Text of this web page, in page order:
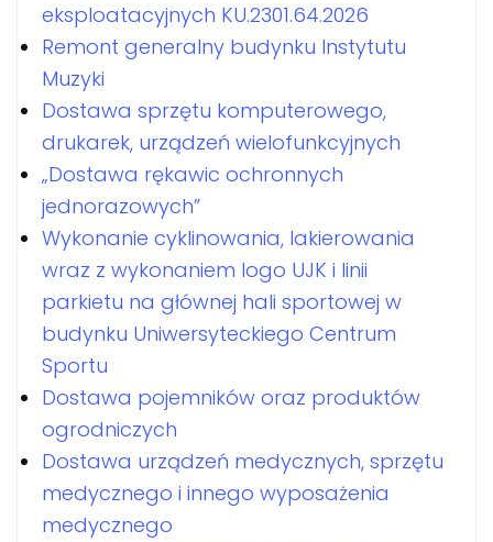
eksploatacyjnych KU.2301.64.2026
Remont generalny budynku Instytutu
Muzyki
Dostawa sprzętu komputerowego,
drukarek, urządzeń wielofunkcyjnych
„Dostawa rękawic ochronnych
jednorazowych”
Wykonanie cyklinowania, lakierowania
wraz z wykonaniem logo UJK i linii
parkietu na głównej hali sportowej w
budynku Uniwersyteckiego Centrum
Sportu
Dostawa pojemników oraz produktów
ogrodniczych
Dostawa urządzeń medycznych, sprzętu
medycznego i innego wyposażenia
medycznego